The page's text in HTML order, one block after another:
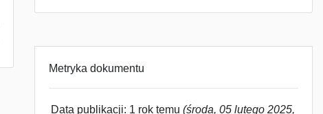
Metryka dokumentu
Data publikacji: 1 rok temu (środa, 05 lutego 2025,